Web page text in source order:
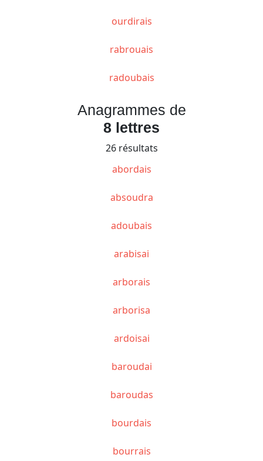
ourdirais
rabrouais
radoubais
Anagrammes de
8 lettres
26 résultats
abordais
absoudra
adoubais
arabisai
arborais
arborisa
ardoisai
baroudai
baroudas
bourdais
bourrais